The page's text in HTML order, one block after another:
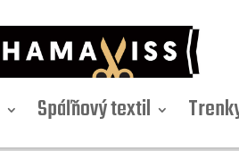
Spáľňový textil